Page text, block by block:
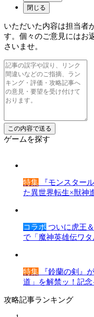
閉じる
いただいた内容は担当者
す。個々のご意見にはお
さいませ。
ゲームを探す
特集 『モンスター
た異世界転生×獣神
コラボ ついに虎王
で「魔神英雄伝ワ
特集 『鈴蘭の剣』
道」を解禁ッ！記
攻略記事ランキング